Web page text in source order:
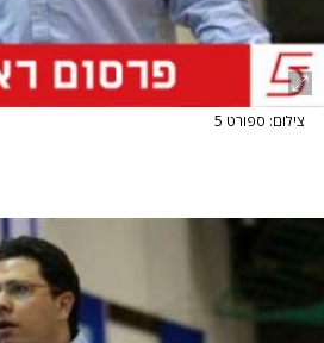
צילום: ספורט 5